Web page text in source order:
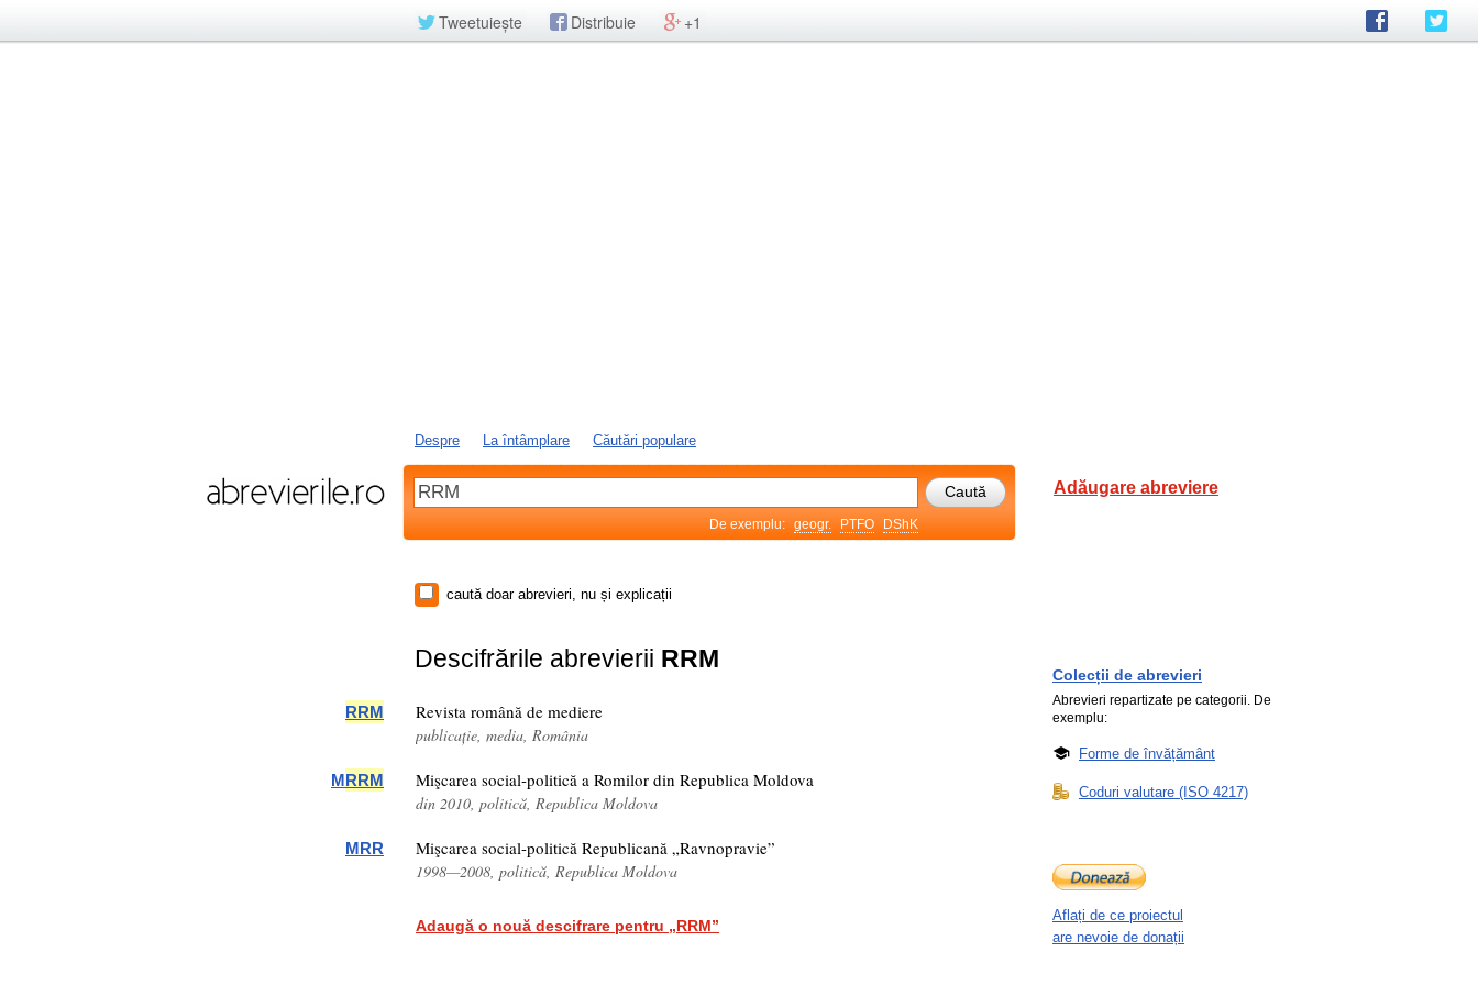
Tweetuiește Distribuie +1
Despre La întâmplare Căutări populare
De exemplu: geogr. PTFO DShK
Adăugare abreviere
caută doar abrevieri, nu și explicații
Descifrările abrevierii RRM
RRM Revista română de mediere
publicație, media, România
MRRM Mişcarea social-politică a Romilor din Republica Moldova
din 2010, politică, Republica Moldova
MRR Mişcarea social-politică Republicană „Ravnopravie”
1998—2008, politică, Republica Moldova
Adaugă o nouă descifrare pentru „RRM”
Colecții de abrevieri
Abrevieri repartizate pe categorii. De
exemplu:
Forme de învățământ
Coduri valutare (ISO 4217)
Aflați de ce proiectul
are nevoie de donații